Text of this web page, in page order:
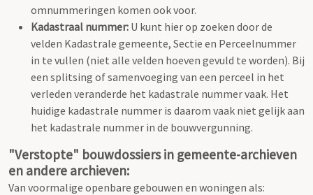
omnummeringen komen ook voor.
Kadastraal nummer: U kunt hier op zoeken door de
velden Kadastrale gemeente, Sectie en Perceelnummer
in te vullen (niet alle velden hoeven gevuld te worden). Bij
een splitsing of samenvoeging van een perceel in het
verleden veranderde het kadastrale nummer vaak. Het
huidige kadastrale nummer is daarom vaak niet gelijk aan
het kadastrale nummer in de bouwvergunning.
"Verstopte" bouwdossiers in gemeente-archieven
en andere archieven:
Van voormalige openbare gebouwen en woningen als: